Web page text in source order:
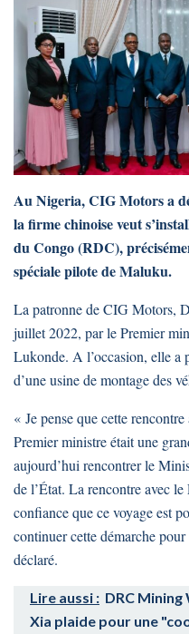
Au Nigeria, CIG Motors a
la firme chinoise veut
du Congo (RDC),
spéciale pilote de Maluku.
La patronne de CIG Motors,
juillet 2022, par le Premier
Lukonde. A l’occasion, elle a
d’une usine de montage des
« Je pense que cette
Premier ministre était une
aujourd’hui rencontrer le
de l’État. La rencontre avec
confiance que ce voyage est
continuer cette démarche
déclaré.
Lire aussi : DRC Mining
Xia plaide pour une